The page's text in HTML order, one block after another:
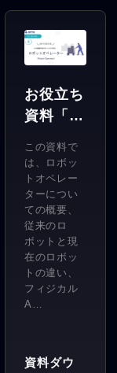
お役立ち
資料「3
るロボッ
トオペ
レー
ター」
この資料で
は、ロボッ
トオペレー
ターについ
ての概要、
従来のロ
ボットと現
在のロボッ
トの違い、
フィジカル
A…
資料ダウ